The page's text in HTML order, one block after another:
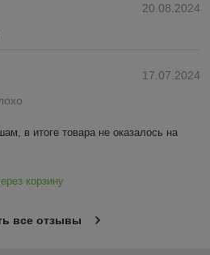
20.08.2024
17.07.2024
в итоге товара не оказалось на
корзину
все отзывы